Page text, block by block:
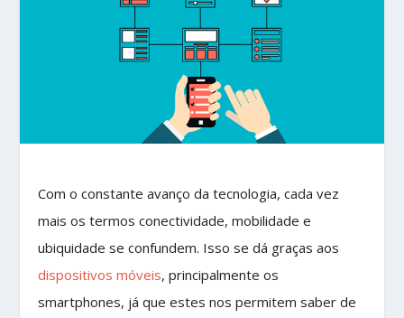
Com o constante avanço da tecnologia, cada vez
mais os termos conectividade, mobilidade e
ubiquidade se confundem. Isso se dá graças aos
dispositivos móveis, principalmente os
smartphones, já que estes nos permitem saber de